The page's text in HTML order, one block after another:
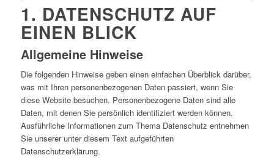
1. DATENSCHUTZ AUF
EINEN BLICK
Allgemeine Hinweise
Die folgenden Hinweise geben einen einfachen Überblick darüber,
was mit Ihren personenbezogenen Daten passiert, wenn Sie
diese Website besuchen. Personenbezogene Daten sind alle
Daten, mit denen Sie persönlich identifiziert werden können.
Ausführliche Informationen zum Thema Datenschutz entnehmen
Sie unserer unter diesem Text aufgeführten
Datenschutzerklärung.